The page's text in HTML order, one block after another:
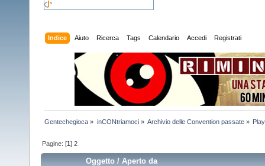
Indice Aiuto Ricerca Tags Calendario Accedi Registrati
Gentechegioca » inCONtriamoci» Archivio delle Convention passate»
Pagine: [1]2
Oggetto /Aperto da